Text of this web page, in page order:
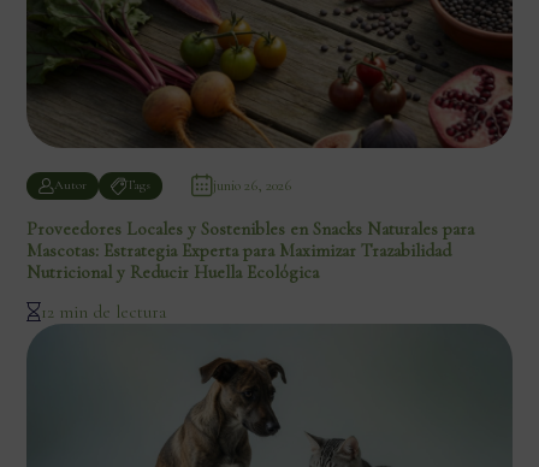
Autor Tags junio 26, 2026
Proveedores Locales y Sostenibles en Snacks Naturales para
Mascotas: Estrategia Experta para Maximizar Trazabilidad
Nutricional y Reducir Huella Ecológica
12 min de lectura